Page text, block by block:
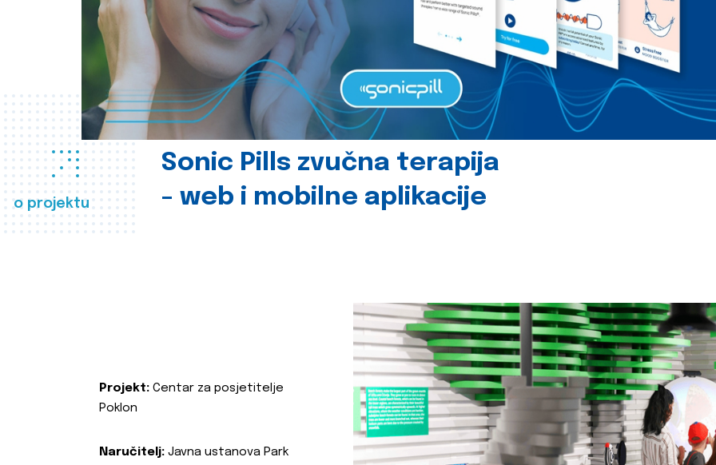
o projektu
Sonic Pills zvučna terapija
- web i mobilne aplikacije
Projekt: Centar za posjetitelje
Poklon
Naručitelj: Javna ustanova Park